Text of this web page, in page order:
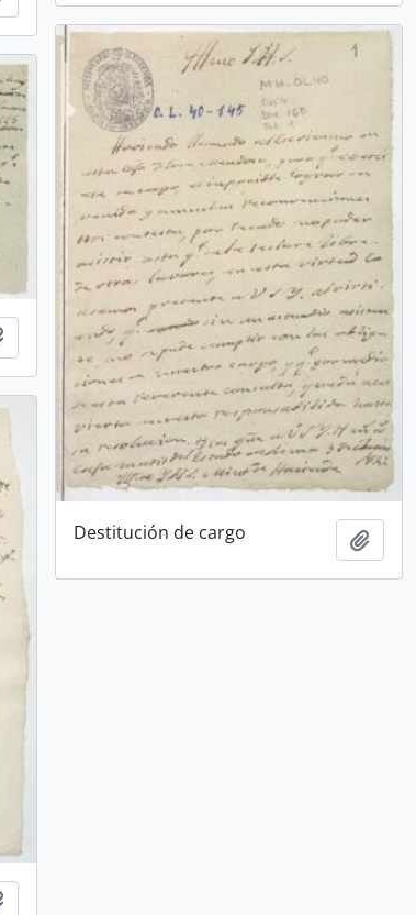
Destitución de cargo
Añadir al portapapeles
Añadir al portapapeles